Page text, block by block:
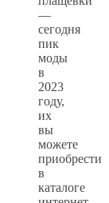
—
сегодня
пик
моды
в
2023
году,
их
вы
можете
приобрести
в
каталоге